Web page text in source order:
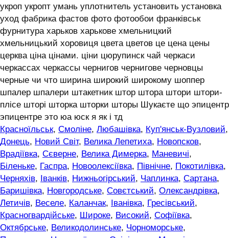
укроп укропт умань уплотнитель установить установка
уход фабрика фастов фото фотообои франківськ
фурнитура харьков харькове хмельницкий
хмельницький хоровиця цвета цветов це цена цены
церква ціна цінами. ціни цюрупинск чай черкаси
черкассах черкассы чернигов чернигове черновцы
черные чи что ширина широкий широкому шоппер
шпалер шпалери штакетник штор штора штори штори-
плісе шторі шторка шторки шторы Шукаєте що эпицентр
эпицентре это юа юск я як і тд
Красноїльськ, Смоліне, Любашівка, Куп'янськ-Вузловий,
Донець, Новий Світ, Велика Лепетиха, Новопсков,
Врадіївка, Сєверне, Велика Димерка, Маневичі,
Біленьке, Гаспра, Новоолексіївка, Північне, Покотилівка,
Черняхів, Іванків, Нижньогірський, Чаплинка, Сартана,
Баришівка, Новгородське, Совєтський, Олександрівка,
Летичів, Веселе, Каланчак, Іванівка, Гресівський,
Красногвардійське, Широке, Високий, Софіївка,
Октябрське, Великодолинське, Чорноморське,